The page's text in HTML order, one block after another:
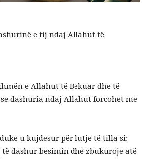
e tij ndaj Allahut të
e Allahut të Bekuar dhe të
dashuria ndaj Allahut forcohet me
u kujdesur për lutje të tilla si:
të dashur besimin dhe zbukuroje atë